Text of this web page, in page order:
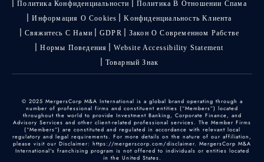
Политика Конфиденциальности
Политика В Отношении Спама
Информация О Cookies
Kонфиденциальность Kлиента
Свяжитесь С Нами
GDPR
Закон О Современном Рабстве
Нормы Поведения
Website Accessibility Statement
Товарный Знак
© 2025 MergersCorp M&A International is a global brand operating through a
number of professional firms and constituent entities (“Members”) located
throughout the world to provide Investment Banking, Corporate Finance, and
Advisory Services and other client-related professional services. The Member Firms
(“Members”) are constituted and regulated in accordance with relevant local
regulatory and legal requirements. For more details on the nature of our affiliation,
please visit our Disclaimer: https://mergerscorp.com/disclaimer. MergersCorp M&A
International's franchising program is not offered to individuals or entities located
in the United States.